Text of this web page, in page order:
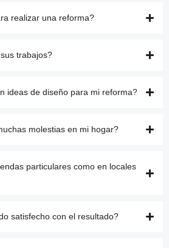
realizar una reforma?
trabajos?
ideas de diseño para mi reforma?
molestias en mi hogar?
particulares como en locales
satisfecho con el resultado?